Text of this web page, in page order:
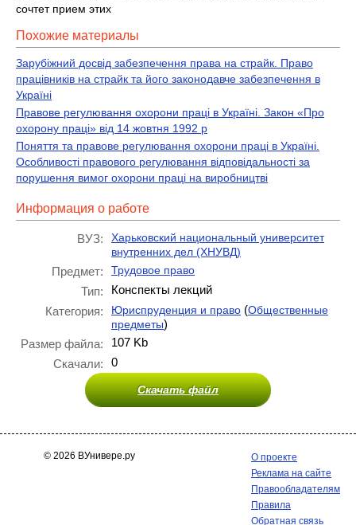
сочтет прием этих
Похожие материалы
Зарубіжний досвід забезпечення права на страйк. Право
працівників на страйк та його законодавче забезпечення в
Україні
Правове регулювання охорони праці в Україні. Закон «Про
охорону праці» від 14 жовтня 1992 р
Поняття та правове регулювання охорони праці в Україні.
Особливості правового регулювання відповідальності за
порушення вимог охорони праці на виробництві
Информация о работе
ВУЗ:
Харьковский национальный университет
внутренних дел (ХНУВД)
Предмет: Трудовое право
Тип:
Конспекты лекций
Категория:
Юриспруденция и право (Общественные
предметы)
Размер файла:
107 Kb
Скачали:
0
Скачать файл
© 2026 ВУнивере.ру
О проекте
Реклама на сайте
Правообладателям
Правила
Обратная связь